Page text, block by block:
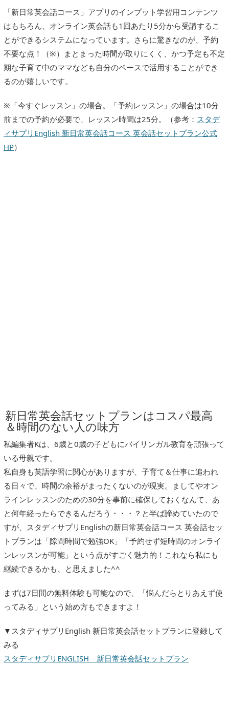
「新日常英会話コース」アプリのインプット学習用コンテンツ
はもちろん、オンライン英会話も1回あたり5分から受講するこ
とができるシステムになっています。さらに驚きなのが、予約
不要な点！（※）まとまった時間が取りにくく、かつ予定も不定
期な子育て中のママなども自分のペースで活用することができ
るのが嬉しいです。
※「今すぐレッスン」の場合。「予約レッスン」の場合は10分
前までの予約が必要で、レッスン時間は25分。（参考： スタデ
ィサプリEnglish 新日常英会話コース 英会話セットプラン公式
HP）
新日常英会話セットプランはコスパ最高
＆時間のない人の味方
私編集者Kは、6歳と0歳の子どもにバイリンガル教育を頑張って
いる母親です。
私自身も英語学習に関心がありますが、子育て＆仕事に追われ
る日々で、時間の余裕がまったくないのが現実。ましてやオン
ラインレッスンのための30分を事前に確保しておくなんて、あ
と何年経ったらできるんだろう・・・？と半ば諦めていたので
すが、スタディサプリEnglishの新日常英会話コース 英会話セッ
トプランは「隙間時間で勉強OK」「予約せず短時間のオンライ
ンレッスンが可能」という点がすごく魅力的！これなら私にも
継続できるかも、と思えました^^
まずは7日間の無料体験も可能なので、「悩んだらとりあえず使
ってみる」という始め方もできますよ！
▼スタディサプリEnglish 新日常英会話セットプランに登録して
みる
スタディサプリENGLISH 新日常英会話セットプラン